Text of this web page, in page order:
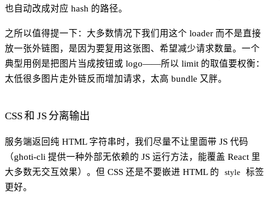
也自动改成对应 hash 的路径。
之所以值得提一下：大多数情况下我们用这个 loader 而不是直接
放一张外链图，是因为要复用这张图、希望减少请求数量。一个
典型用例是把图片当成按钮或 logo——所以 limit 的取值要权衡：
太低很多图片走外链反而增加请求，太高 bundle 又胖。
CSS 和 JS 分离输出
服务端返回纯 HTML 字符串时，我们尽量不让里面带 JS 代码
（ghoti-cli 提供一种外部无依赖的 JS 运行方法，能覆盖 React 里
大多数无交互效果）。但 CSS 还是不要嵌进 HTML 的
style 标签
更好。